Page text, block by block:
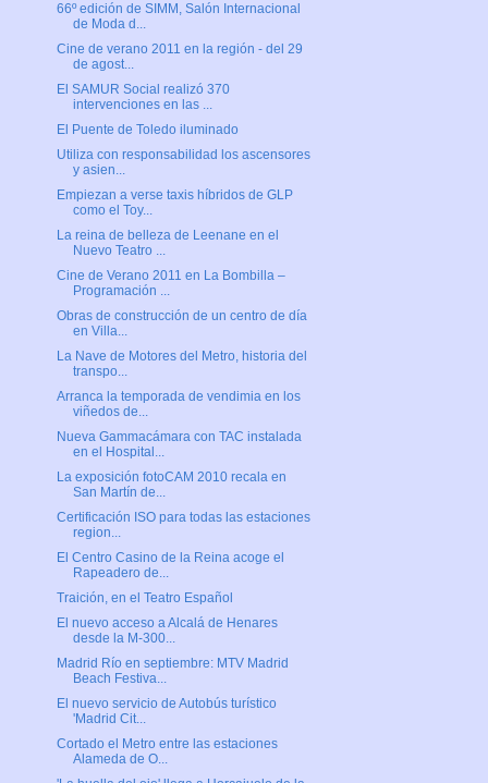
66º edición de SIMM, Salón Internacional
de Moda d...
Cine de verano 2011 en la región - del 29
de agost...
El SAMUR Social realizó 370
intervenciones en las ...
El Puente de Toledo iluminado
Utiliza con responsabilidad los ascensores
y asien...
Empiezan a verse taxis híbridos de GLP
como el Toy...
La reina de belleza de Leenane en el
Nuevo Teatro ...
Cine de Verano 2011 en La Bombilla –
Programación ...
Obras de construcción de un centro de día
en Villa...
La Nave de Motores del Metro, historia del
transpo...
Arranca la temporada de vendimia en los
viñedos de...
Nueva Gammacámara con TAC instalada
en el Hospital...
La exposición fotoCAM 2010 recala en
San Martín de...
Certificación ISO para todas las estaciones
region...
El Centro Casino de la Reina acoge el
Rapeadero de...
Traición, en el Teatro Español
El nuevo acceso a Alcalá de Henares
desde la M-300...
Madrid Río en septiembre: MTV Madrid
Beach Festiva...
El nuevo servicio de Autobús turístico
'Madrid Cit...
Cortado el Metro entre las estaciones
Alameda de O...